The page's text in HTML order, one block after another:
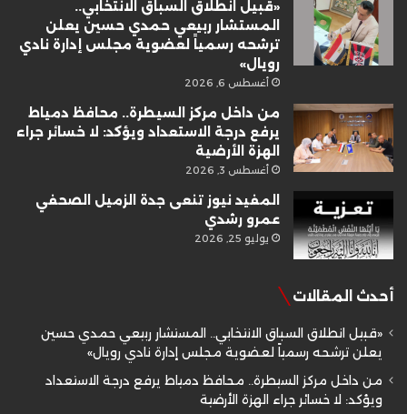
«قبيل انطلاق السباق الانتخابي..
المستشار ربيعي حمدي حسين يعلن
ترشحه رسمياً لعضوية مجلس إدارة نادي
رويال»
أغسطس 6, 2026
من داخل مركز السيطرة.. محافظ دمياط
يرفع درجة الاستعداد ويؤكد: لا خسائر جراء
الهزة الأرضية
أغسطس 3, 2026
المفيد نيوز تنعى جدة الزميل الصحفي
عمرو رشدي
يوليو 25, 2026
أحدث المقالات
«قبيل انطلاق السباق الانتخابي.. المستشار ربيعي حمدي حسين
يعلن ترشحه رسمياً لعضوية مجلس إدارة نادي رويال»
من داخل مركز السيطرة.. محافظ دمياط يرفع درجة الاستعداد
ويؤكد: لا خسائر جراء الهزة الأرضية